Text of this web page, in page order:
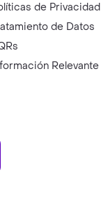
de Privacidad
de Datos
Relevante